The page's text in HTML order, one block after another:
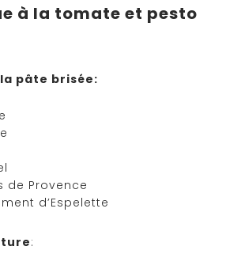
à la tomate et pesto
pâte brisée:
de Provence
d’Espelette
: